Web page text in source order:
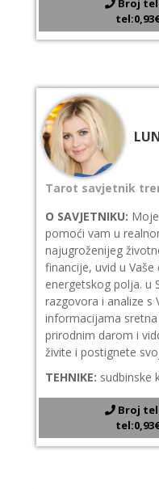
Broj
Tarot savjetnik
O SAVJETNIKU:
pomoći vam u
najugroženijeg
financije, uvid u
energetskog polja. u
razgovora i analize s
informacijama
prirodnim darom i
živite i postignete
TEHNIKE: sudbinske
Broj